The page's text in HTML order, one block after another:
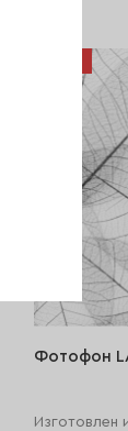
Фотофон
Изготовлен